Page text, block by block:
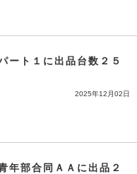
ート１に出品台数２５
2025年12月02日
年部合同ＡＡに出品２